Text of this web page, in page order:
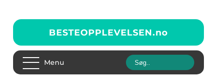
BESTEOPPLEVELSEN.no
Menu